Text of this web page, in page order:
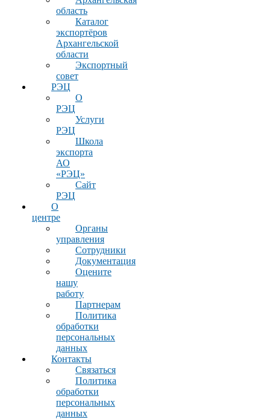
область
Каталог
экспортёров
Архангельской
области
Экспортный
совет
РЭЦ
О
РЭЦ
Услуги
РЭЦ
Школа
экспорта
АО
«РЭЦ»
Сайт
РЭЦ
О
центре
Органы
управления
Сотрудники
Документация
Оцените
нашу
работу
Партнерам
Политика
обработки
персональных
данных
Контакты
Связаться
Политика
обработки
персональных
данных